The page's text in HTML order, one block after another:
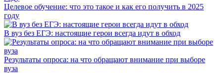
Целевое обучение: что это такое и как его получить в 2025
году
В вуз без ЕГЭ: настоящие герои всегда идут в обход
Результаты опроса: на что обращают внимание при выборе
вуза